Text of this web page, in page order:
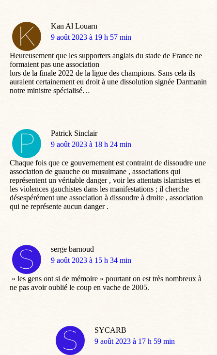
Kan Al Louarn
dit
9 août 2023 à 19 h 57 min
Heureusement que les supporters anglais du stade de France ne
formaient pas une association
lors de la finale 2022 de la ligue des champions. Sans cela ils
auraient certainement eu droit à une dissolution signée Darmanin
notre ministre spécialisé…
Patrick Sinclair
dit
9 août 2023 à 18 h 24 min
Chaque fois que ce gouvernement est contraint de dissoudre une
association de guauche ou musulmane , associations qui
représentent un véritable danger , voir les attentats islamistes et
les violences gauchistes dans les manifestations ; il cherche
désespérément une association à dissoudre à droite , association
qui ne représente aucun danger .
serge barnoud
dit
9 août 2023 à 15 h 34 min
» les gens ont si de mémoire » pourtant on est très nombreux à
ne pas avoir oublié le coup en vache de 2005.
SYCARB
dit
9 août 2023 à 17 h 59 min